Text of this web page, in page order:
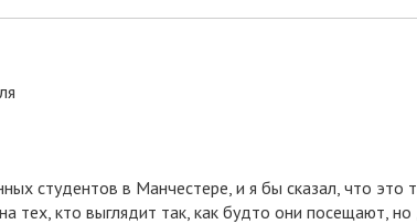
студентов в Манчестере, и я бы сказал, что это
тех, кто выглядит так, как будто они посещают,